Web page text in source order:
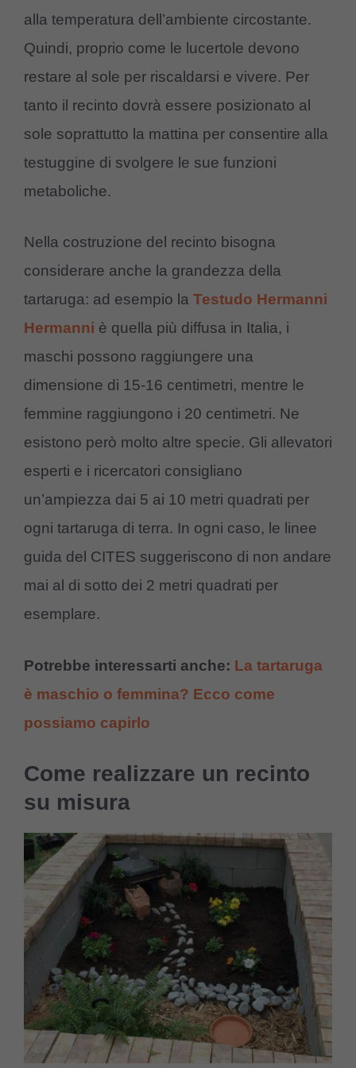
alla temperatura dell’ambiente circostante.
Quindi, proprio come le lucertole devono
restare al sole per riscaldarsi e vivere. Per
tanto il recinto dovrà essere posizionato al
sole soprattutto la mattina per consentire alla
testuggine di svolgere le sue funzioni
metaboliche.
Nella costruzione del recinto bisogna
considerare anche la grandezza della
tartaruga: ad esempio la Testudo Hermanni
Hermanni è quella più diffusa in Italia, i
maschi possono raggiungere una
dimensione di 15-16 centimetri, mentre le
femmine raggiungono i 20 centimetri. Ne
esistono però molto altre specie. Gli allevatori
esperti e i ricercatori consigliano
un’ampiezza dai 5 ai 10 metri quadrati per
ogni tartaruga di terra. In ogni caso, le linee
guida del CITES suggeriscono di non andare
mai al di sotto dei 2 metri quadrati per
esemplare.
Potrebbe interessarti anche: La tartaruga
è maschio o femmina? Ecco come
possiamo capirlo
Come realizzare un recinto
su misura